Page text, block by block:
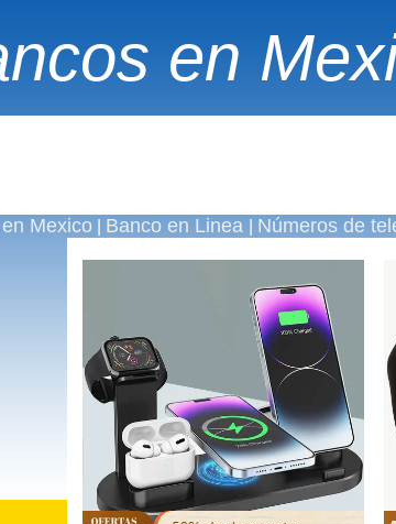
en
Mexico| Banco en Linea Números de